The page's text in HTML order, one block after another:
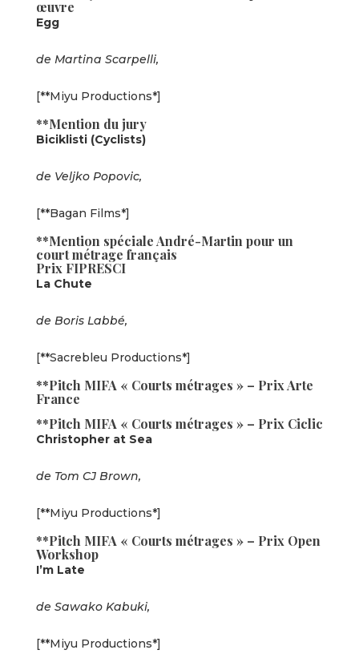
œuvre
Egg
de Martina Scarpelli,
[**Miyu Productions*]
**Mention du jury
Biciklisti (Cyclists)
de Veljko Popovic,
[**Bagan Films*]
**Mention spéciale André-Martin pour un
court métrage français
Prix FIPRESCI
La Chute
de Boris Labbé,
[**Sacrebleu Productions*]
**Pitch MIFA « Courts métrages » – Prix Arte
France
**Pitch MIFA « Courts métrages » – Prix Ciclic
Christopher at Sea
de Tom CJ Brown,
[**Miyu Productions*]
**Pitch MIFA « Courts métrages » – Prix Open
Workshop
I’m Late
de Sawako Kabuki,
[**Miyu Productions*]